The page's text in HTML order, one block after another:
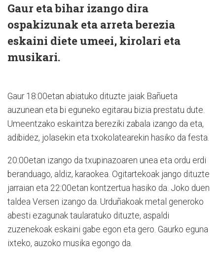
Gaur eta bihar izango dira
ospakizunak eta arreta berezia
eskaini diete umeei, kirolari eta
musikari.
Gaur 18:00etan abiatuko dituzte jaiak Bañueta
auzunean eta bi eguneko egitarau bizia prestatu dute.
Umeentzako eskaintza bereziki zabala izango da eta,
adibidez, jolasekin eta txokolatearekin hasiko da festa.
20:00etan izango da txupinazoaren unea eta ordu erdi
beranduago, aldiz, karaokea. Ogitartekoak jango dituzte
jarraian eta 22:00etan kontzertua hasiko da. Joko duen
taldea Versen izango da. Urduñakoak metal generoko
abesti ezagunak taularatuko dituzte, aspaldi
zuzenekoak eskaini gabe egon eta gero. Gaurko eguna
ixteko, auzoko musika egongo da.